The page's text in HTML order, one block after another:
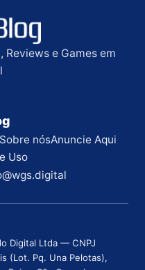
Reviews e Games em
Sobre nósAnuncie Aqui
Uso
Digital Ltda — CNPJ
(Lot. Pq. Una Pelotas),